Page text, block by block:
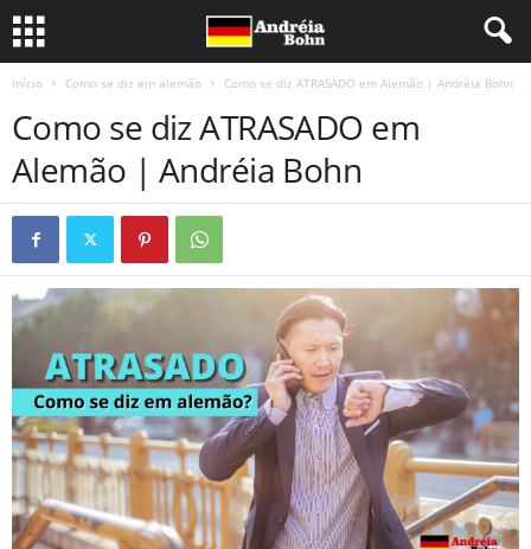
Início Como se diz em alemão Como se diz ATRASADO em Alemão | Andréia Bohn
Como se diz ATRASADO em
Alemão | Andréia Bohn